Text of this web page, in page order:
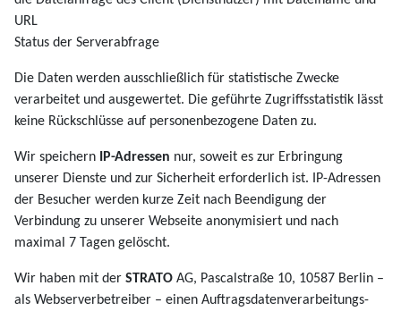
URL
Status der Serverabfrage
Die Daten werden ausschließlich für statistische Zwecke
verarbeitet und ausgewertet. Die geführte Zugriffsstatistik lässt
keine Rückschlüsse auf personenbezogene Daten zu.
Wir speichern IP-Adressen nur, soweit es zur Erbringung
unserer Dienste und zur Sicherheit erforderlich ist. IP-Adressen
der Besucher werden kurze Zeit nach Beendigung der
Verbindung zu unserer Webseite anonymisiert und nach
maximal 7 Tagen gelöscht.
Wir haben mit der STRATO AG, Pascalstraße 10, 10587 Berlin –
als Webserverbetreiber – einen Auftragsdatenverarbeitungs-